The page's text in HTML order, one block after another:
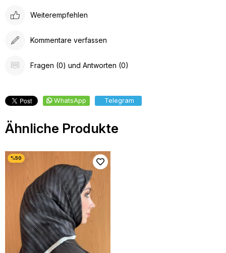
Weiterempfehlen
Kommentare verfassen
Fragen (0) und Antworten (0)
WhatsApp Telegram
Ähnliche Produkte